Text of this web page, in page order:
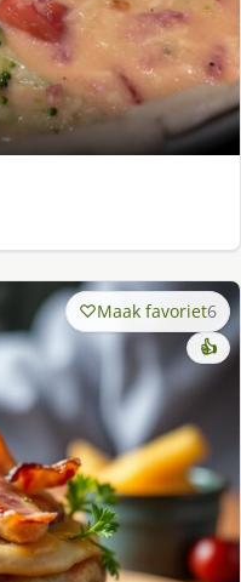
Maak favoriet6
👍